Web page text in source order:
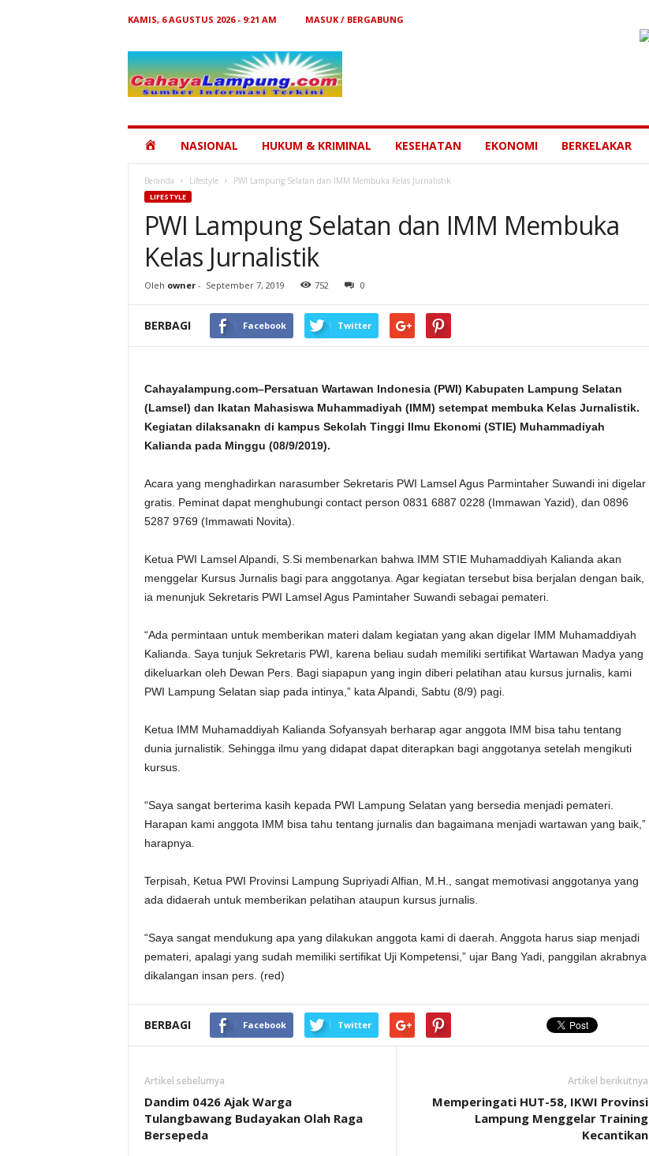
KAMIS, 6 AGUSTUS 2026 - 9:21 AM
MASUK / BERGABUNG
Lampung
HOMENASIONAL HUKUM & KRIMINAL KESEHATAN EKONOMI BERKELAKAR
Beranda Lifestyle PWI Lampung Selatan dan IMM Membuka Kelas Jurnalistik
LIFESTYLE
PWI Lampung Selatan dan IMM Membuka
Kelas Jurnalistik
Oleh owner- September 7, 2019 752 0
BERBAGI Facebook Twitter
Cahayalampung.com–Persatuan Wartawan Indonesia (PWI) Kabupaten Lampung Selatan
(Lamsel) dan Ikatan Mahasiswa Muhammadiyah (IMM) setempat membuka Kelas Jurnalistik.
Kegiatan dilaksanakn di kampus Sekolah Tinggi Ilmu Ekonomi (STIE) Muhammadiyah
Kalianda pada Minggu (08/9/2019).
Acara yang menghadirkan narasumber Sekretaris PWI Lamsel Agus Parmintaher Suwandi ini digelar
gratis. Peminat dapat menghubungi contact person 0831 6887 0228 (Immawan Yazid), dan 0896
5287 9769 (Immawati Novita).
Ketua PWI Lamsel Alpandi, S.Si membenarkan bahwa IMM STIE Muhamaddiyah Kalianda akan
menggelar Kursus Jurnalis bagi para anggotanya. Agar kegiatan tersebut bisa berjalan dengan baik,
ia menunjuk Sekretaris PWI Lamsel Agus Pamintaher Suwandi sebagai pemateri.
“Ada permintaan untuk memberikan materi dalam kegiatan yang akan digelar IMM Muhamaddiyah
Kalianda. Saya tunjuk Sekretaris PWI, karena beliau sudah memiliki sertifikat Wartawan Madya yang
dikeluarkan oleh Dewan Pers. Bagi siapapun yang ingin diberi pelatihan atau kursus jurnalis, kami
PWI Lampung Selatan siap pada intinya,” kata Alpandi, Sabtu (8/9) pagi.
Ketua IMM Muhamaddiyah Kalianda Sofyansyah berharap agar anggota IMM bisa tahu tentang
dunia jurnalistik. Sehingga ilmu yang didapat dapat diterapkan bagi anggotanya setelah mengikuti
kursus.
“Saya sangat berterima kasih kepada PWI Lampung Selatan yang bersedia menjadi pemateri.
Harapan kami anggota IMM bisa tahu tentang jurnalis dan bagaimana menjadi wartawan yang baik,”
harapnya.
Terpisah, Ketua PWI Provinsi Lampung Supriyadi Alfian, M.H., sangat memotivasi anggotanya yang
ada didaerah untuk memberikan pelatihan ataupun kursus jurnalis.
“Saya sangat mendukung apa yang dilakukan anggota kami di daerah. Anggota harus siap menjadi
pemateri, apalagi yang sudah memiliki sertifikat Uji Kompetensi,” ujar Bang Yadi, panggilan akrabnya
dikalangan insan pers. (red)
BERBAGI Facebook Twitter
Artikel sebelumya
Dandim 0426 Ajak Warga
Tulangbawang Budayakan Olah Raga
Bersepeda
Artikel berikutnya
Memperingati HUT-58, IKWI Provinsi
Lampung Menggelar Training
Kecantikan